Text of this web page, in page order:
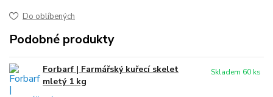
Do oblíbených
Podobné produkty
Forbarf | Farmářský kuřecí skelet
mletý 1 kg
Skladem 60 ks